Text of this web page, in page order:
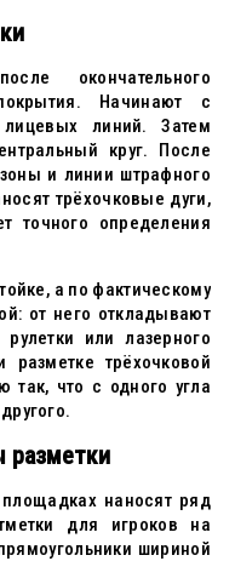
окончательного
Начинают с
линий. Затем
круг. После
и линии штрафного
трёхочковые дуги,
точного определения
а по фактическому
от него откладывают
или лазерного
трёхочковой
так, что с одного угла
разметки
наносят ряд
для игроков на
шириной